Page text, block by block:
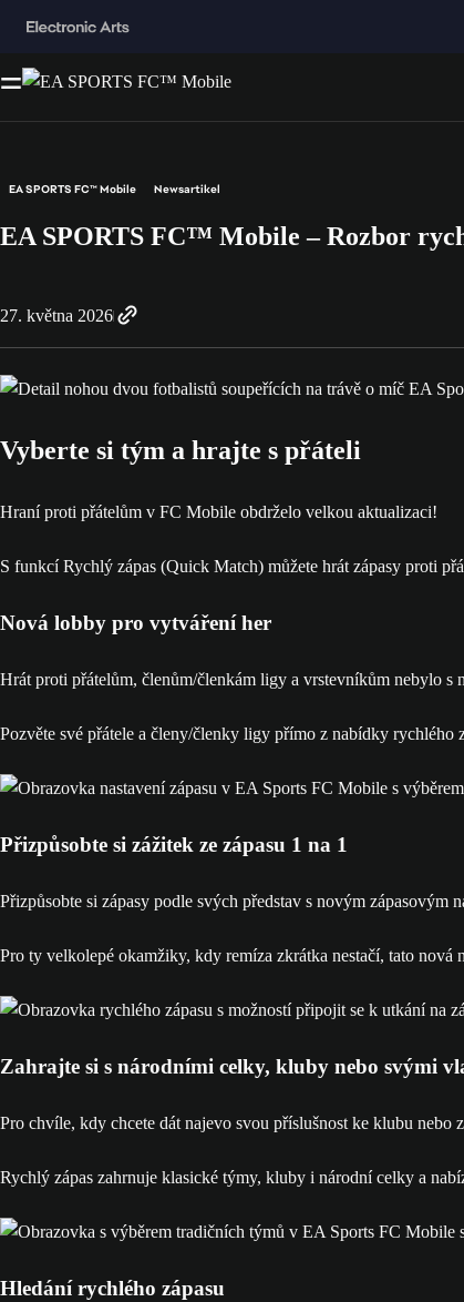
EA SPORTS FC™ Mobile Newsartikel
EA SPORTS FC™ Mobile – Rozbor
27. května 2026
Vyberte si tým a hrajte s přáteli
Hraní proti přátelům v FC Mobile obdrželo velkou aktualizaci!
S funkcí Rychlý zápas (Quick Match) můžete hrát zápasy proti
Nová lobby pro vytváření her
Hrát proti přátelům, členům/členkám ligy a vrstevníkům nebylo
Pozvěte své přátele a členy/členky ligy přímo z nabídky rychlého
Přizpůsobte si zážitek ze zápasu 1 na 1
Přizpůsobte si zápasy podle svých představ s novým
Pro ty velkolepé okamžiky, kdy remíza zkrátka nestačí, tato nová
Zahrajte si s národními celky, kluby nebo svými
Pro chvíle, kdy chcete dát najevo svou příslušnost ke klubu nebo
Rychlý zápas zahrnuje klasické týmy, kluby i národní celky a
Hledání rychlého zápasu